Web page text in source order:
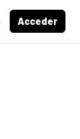
Acceder